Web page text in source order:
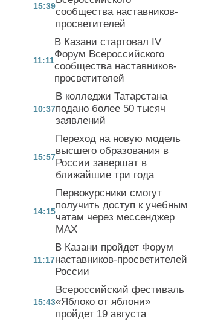
15:39сообщества наставников-
просветителей
11:11
В Казани стартовал IV
Форум Всероссийского
сообщества наставников-
просветителей
10:37
В колледжи Татарстана
подано более 50 тысяч
заявлений
15:57
Переход на новую модель
высшего образования в
России завершат в
ближайшие три года
14:15
Первокурсники смогут
получить доступ к учебным
чатам через мессенджер
MAX
11:17
В Казани пройдет Форум
наставников-просветителей
России
15:43
Всероссийский фестиваль
«Яблоко от яблони»
пройдет 19 августа